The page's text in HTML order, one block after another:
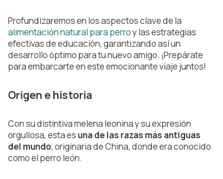
Profundizaremos en los aspectos clave de la
alimentación natural para perroy las estrategias
efectivas de educación, garantizando así un
desarrollo óptimo para tu nuevo amigo. ¡Prepárate
para embarcarte en este emocionante viaje juntos!
Origen e historia
Con su distintiva melena leonina y su expresión
orgullosa, esta es una de las razas más antiguas
del mundo, originaria de China, donde era conocido
como el perro león.